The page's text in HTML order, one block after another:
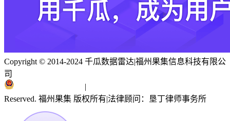
Copyright © 2014-2024 千瓜数据雷达|福州果集信息科技有限公
司
|
Reserved. 福州果集 版权所有|法律顾问：垦丁律师事务所